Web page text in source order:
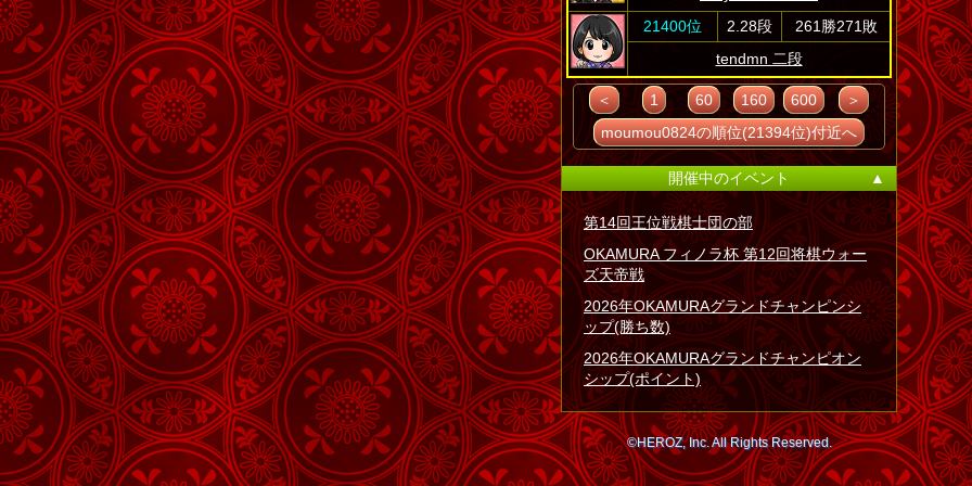
21400位
2.28段
261勝271敗
tendmn 二段
＜ 1 60 160 600
＞
moumou0824の順位(21394位)付近へ
開催中のイベント ▲
第14回王位戦棋士団の部
OKAMURA フィノラ杯 第12回将棋ウォー
ズ天帝戦
2026年OKAMURAグランドチャンピンシ
ップ(勝ち数)
2026年OKAMURAグランドチャンピオン
シップ(ポイント)
©HEROZ, Inc. All Rights Reserved.